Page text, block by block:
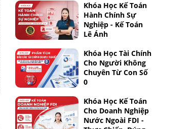
Khóa Học Kế Toán
Hành Chính Sự
Nghiệp - Kế Toán
Lê Ánh
Khóa Học Tài Chính
Cho Người Không
Chuyên Từ Con Số
0
Khóa Học Kế Toán
Cho Doanh Nghiệp
Nước Ngoài FDI -